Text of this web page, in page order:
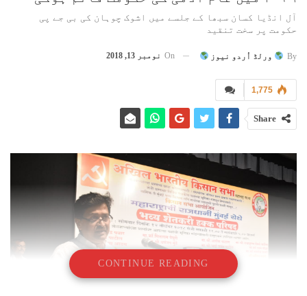
آل انڈیا کسان سبھا کے جلسے میں اشوک چوہان کی بی جے پی
حکومت پر سخت تنقید
By ورلڈ اُردو نیوز On نومبر 13, 2018
1,775
Share
CONTINUE READING